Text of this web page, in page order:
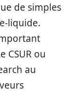
de simples
liquide.
CSUR ou
au